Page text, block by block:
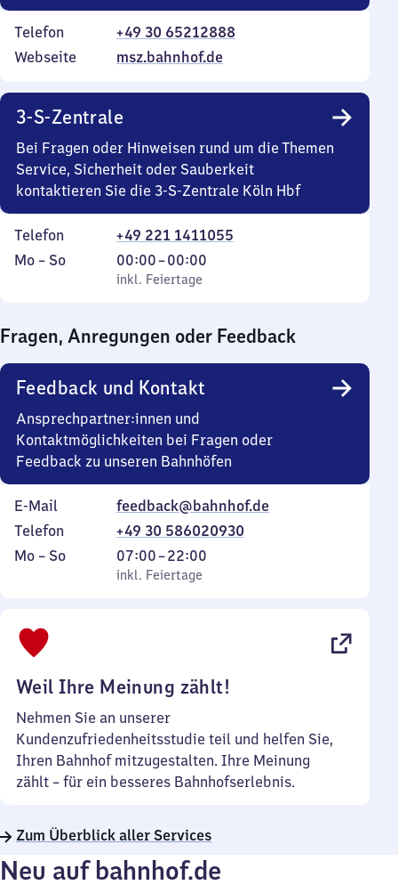
Telefon
+49 30 65212888
Webseite
msz.bahnhof.de
3-S-Zentrale
Bei Fragen oder Hinweisen rund um die Themen
Service, Sicherheit oder Sauberkeit
kontaktieren Sie die 3-S-Zentrale Köln Hbf
Telefon
+49 221 1411055
Montag
Mo – So,
inkl. Feiertage
00:00–00:00
Von
0
0
Uhr
inkl. Feiertage
Fragen, Anregungen oder Feedback
Feedback und Kontakt
Ansprechpartner:innen und
Kontaktmöglichkeiten bei Fragen oder
Feedback zu unseren Bahnhöfen
E-Mail
feedback@bahnhof.de
Telefon
+49 30 586020930
Montag
Mo – So,
inkl. Feiertage
07:00–22:00
Von
7
inkl. Feiertage
Weil Ihre Meinung zählt!
Nehmen Sie an unserer
Kundenzufriedenheitsstudie teil und helfen Sie,
Ihren Bahnhof mitzugestalten. Ihre Meinung
zählt – für ein besseres Bahnhofserlebnis.
Zum Überblick aller Services
Neu auf bahnhof.de